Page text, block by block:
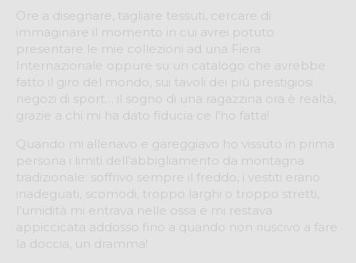
Ore a disegnare, tagliare tessuti, cercare di
immaginare il momento in cui avrei potuto
presentare le mie collezioni ad una Fiera
Internazionale oppure su un catalogo che avrebbe
fatto il giro del mondo, sui tavoli dei più prestigiosi
negozi di sport… il sogno di una ragazzina ora è realtà,
grazie a chi mi ha dato fiducia ce l’ho fatta!
Quando mi allenavo e gareggiavo ho vissuto in prima
persona i limiti dell’abbigliamento da montagna
tradizionale: soffrivo sempre il freddo, i vestiti erano
inadeguati, scomodi, troppo larghi o troppo stretti,
l’umidità mi entrava nelle ossa e mi restava
appiccicata addosso fino a quando non riuscivo a fare
la doccia, un dramma!